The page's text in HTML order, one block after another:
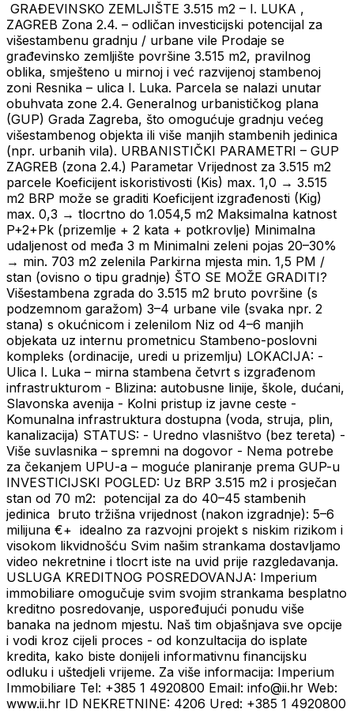
️ GRAĐEVINSKO ZEMLJIŠTE 3.515 m2 – I. LUKA ,
ZAGREB Zona 2.4. – odličan investicijski potencijal za
višestambenu gradnju / urbane vile Prodaje se
građevinsko zemljište površine 3.515 m2, pravilnog
oblika, smješteno u mirnoj i već razvijenoj stambenoj
zoni Resnika – ulica I. Luka. Parcela se nalazi unutar
obuhvata zone 2.4. Generalnog urbanističkog plana
(GUP) Grada Zagreba, što omogućuje gradnju većeg
višestambenog objekta ili više manjih stambenih jedinica
(npr. urbanih vila). URBANISTIČKI PARAMETRI – GUP
ZAGREB (zona 2.4.) Parametar Vrijednost za 3.515 m2
parcele Koeficijent iskoristivosti (Kis) max. 1,0 → 3.515
m2 BRP može se graditi Koeficijent izgrađenosti (Kig)
max. 0,3 → tlocrtno do 1.054,5 m2 Maksimalna katnost
P+2+Pk (prizemlje + 2 kata + potkrovlje) Minimalna
udaljenost od međa 3 m Minimalni zeleni pojas 20–30%
→ min. 703 m2 zelenila Parkirna mjesta min. 1,5 PM /
stan (ovisno o tipu gradnje) ŠTO SE MOŽE GRADITI?
Višestambena zgrada do 3.515 m2 bruto površine (s
podzemnom garažom) 3–4 urbane vile (svaka npr. 2
stana) s okućnicom i zelenilom Niz od 4–6 manjih
objekata uz internu prometnicu Stambeno-poslovni
kompleks (ordinacije, uredi u prizemlju) LOKACIJA: -
Ulica I. Luka – mirna stambena četvrt s izgrađenom
infrastrukturom - Blizina: autobusne linije, škole, dućani,
Slavonska avenija - Kolni pristup iz javne ceste -
Komunalna infrastruktura dostupna (voda, struja, plin,
kanalizacija) STATUS: - Uredno vlasništvo (bez tereta) -
Više suvlasnika – spremni na dogovor - Nema potrebe
za čekanjem UPU-a – moguće planiranje prema GUP-u
INVESTICIJSKI POGLED: Uz BRP 3.515 m2 i prosječan
stan od 70 m2: ️ potencijal za do 40–45 stambenih
jedinica ️ bruto tržišna vrijednost (nakon izgradnje): 5–6
milijuna €+ ️ idealno za razvojni projekt s niskim rizikom i
visokom likvidnošću Svim našim strankama dostavljamo
video nekretnine i tlocrt iste na uvid prije razgledavanja.
USLUGA KREDITNOG POSREDOVANJA: Imperium
immobiliare omogučuje svim svojim strankama besplatno
kreditno posredovanje, uspoređujući ponudu više
banaka na jednom mjestu. Naš tim objašnjava sve opcije
i vodi kroz cijeli proces - od konzultacija do isplate
kredita, kako biste donijeli informativnu financijsku
odluku i uštedjeli vrijeme. Za više informacija: Imperium
Immobiliare Tel: +385 1 4920800 Email: info@ii.hr Web:
www.ii.hr ID NEKRETNINE: 4206 Ured: +385 1 4920800